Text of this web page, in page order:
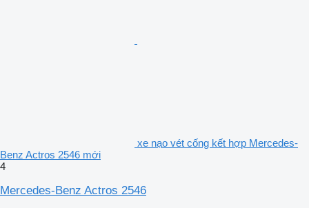
xe nạo vét cống kết hợp Mercedes-
Benz Actros 2546 mới
4
Mercedes-Benz Actros 2546